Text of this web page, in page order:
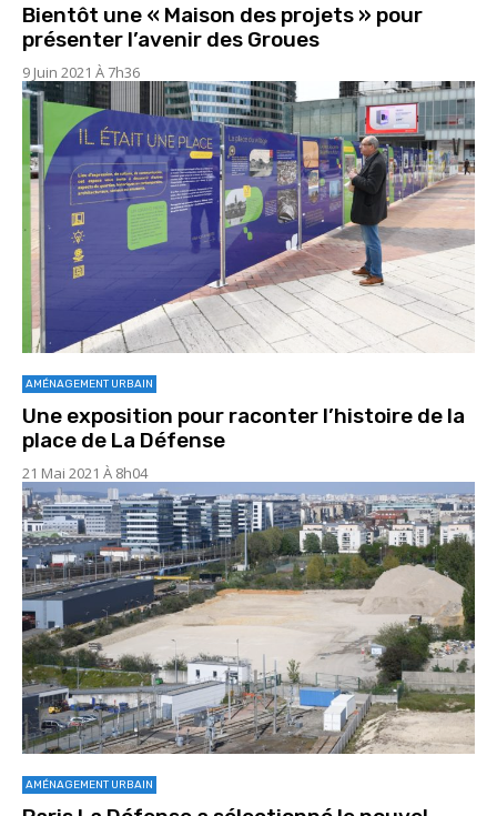
Bientôt une « Maison des projets » pour
présenter l’avenir des Groues
9 Juin 2021 À 7h36
AMÉNAGEMENT URBAIN
Une exposition pour raconter l’histoire de la
place de La Défense
21 Mai 2021 À 8h04
AMÉNAGEMENT URBAIN